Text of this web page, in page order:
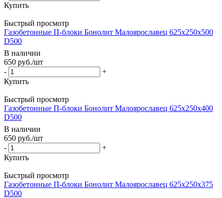
Купить
Быстрый просмотр
Газобетонные П-блоки Бонолит Малоярославец 625х250х500
D500
В наличии
650 руб./шт
-
+
Купить
Быстрый просмотр
Газобетонные П-блоки Бонолит Малоярославец 625х250х400
D500
В наличии
650 руб./шт
-
+
Купить
Быстрый просмотр
Газобетонные П-блоки Бонолит Малоярославец 625х250х375
D500